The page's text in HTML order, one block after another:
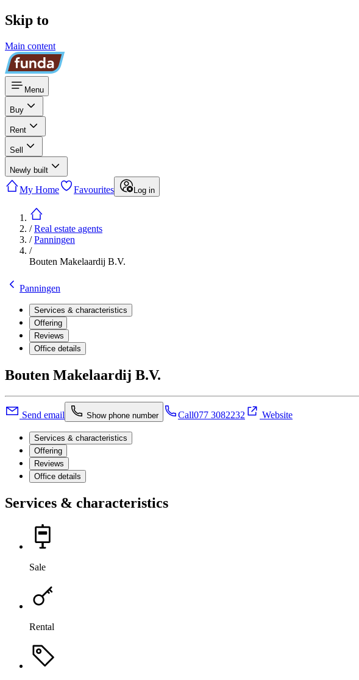
Skip to
Main content
Menu
Buy
Rent
Sell
Newly built
My Home Favourites Log in
/Real estate agents
/Panningen
/
Bouten Makelaardij B.V.
Panningen
Services & characteristics
Offering
Reviews
Office details
Bouten Makelaardij B.V.
Send email Show phone number Call077 3082232 Website
Services & characteristics
Offering
Reviews
Office details
Services & characteristics
Sale
Rental